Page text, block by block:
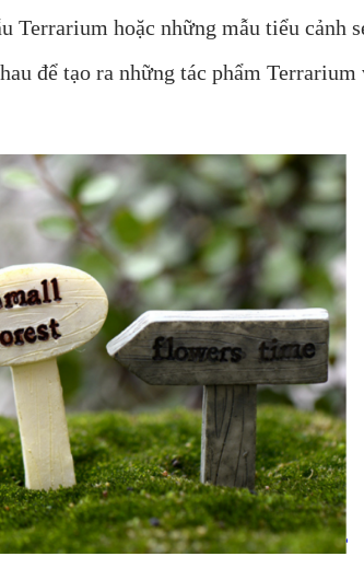
hoặc những mẫu tiểu cảnh
để tạo ra những tác phẩm